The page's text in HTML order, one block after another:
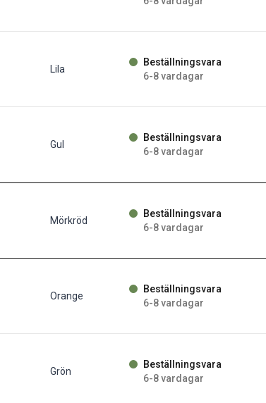
Lila
Beställningsvara
6-8 vardagar
Gul
Beställningsvara
6-8 vardagar
Mörkröd
Beställningsvara
6-8 vardagar
Orange
Beställningsvara
6-8 vardagar
Grön
Beställningsvara
6-8 vardagar